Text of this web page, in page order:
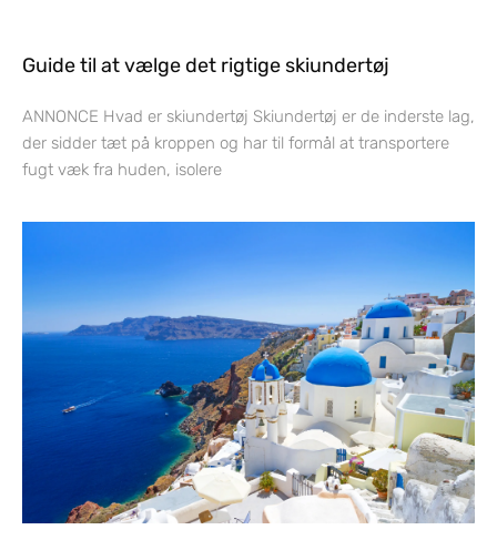
Guide til at vælge det rigtige skiundertøj
ANNONCE Hvad er skiundertøj Skiundertøj er de inderste lag,
der sidder tæt på kroppen og har til formål at transportere
fugt væk fra huden, isolere